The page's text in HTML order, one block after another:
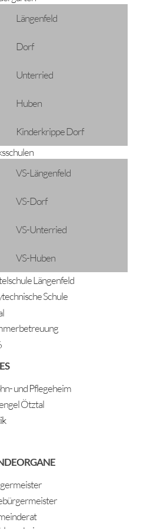
Längenfeld
Dorf
Unterried
Huben
Kinderkrippe Dorf
VS-Längenfeld
VS-Dorf
VS-Unterried
VS-Huben
Längenfeld
Schule
und Pflegeheim
Ötztal